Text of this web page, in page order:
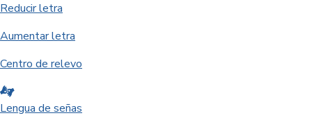
Reducir letra
Aumentar letra
Centro de relevo
Lengua de señas